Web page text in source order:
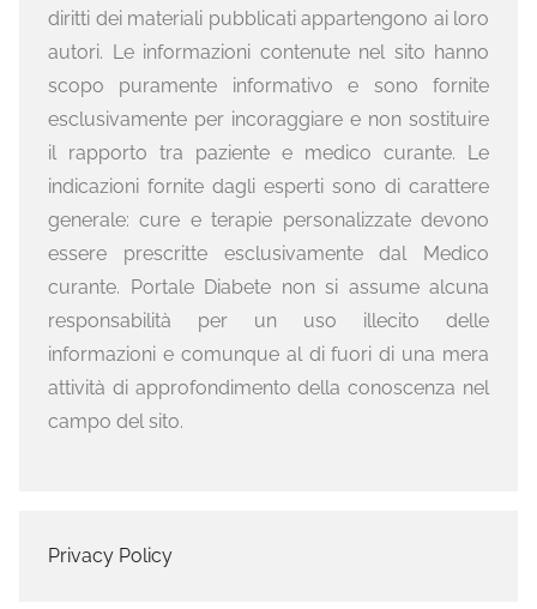
diritti dei materiali pubblicati appartengono ai loro
autori. Le informazioni contenute nel sito hanno
scopo puramente informativo e sono fornite
esclusivamente per incoraggiare e non sostituire
il rapporto tra paziente e medico curante. Le
indicazioni fornite dagli esperti sono di carattere
generale: cure e terapie personalizzate devono
essere prescritte esclusivamente dal Medico
curante. Portale Diabete non si assume alcuna
responsabilità per un uso illecito delle
informazioni e comunque al di fuori di una mera
attività di approfondimento della conoscenza nel
campo del sito.
Privacy Policy